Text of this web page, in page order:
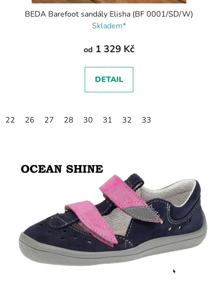
BEDA Barefoot sandály Elisha (BF 0001/SD/W)
Skladem*
od 1 329 Kč
DETAIL
22 26 27 28 30 31 32 33